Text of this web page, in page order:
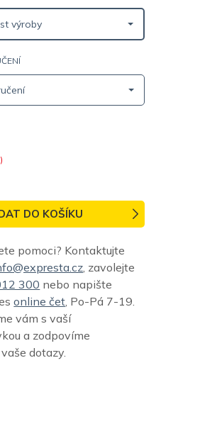
výroby
DO KOŠÍKU
pomoci? Kontaktujte
, zavolejte
300 nebo napište
online čet, Po-Pá 7-19.
vám s vaší
a zodpovíme
dotazy.